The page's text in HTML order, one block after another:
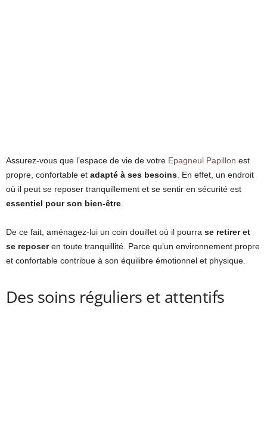
Assurez-vous que l’espace de vie de votre Epagneul Papillon est
propre, confortable et adapté à ses besoins. En effet, un endroit
où il peut se reposer tranquillement et se sentir en sécurité est
essentiel pour son bien-être.
De ce fait, aménagez-lui un coin douillet où il pourra se retirer et
se reposeren toute tranquillité. Parce qu’un environnement propre
et confortable contribue à son équilibre émotionnel et physique.
Des soins réguliers et attentifs